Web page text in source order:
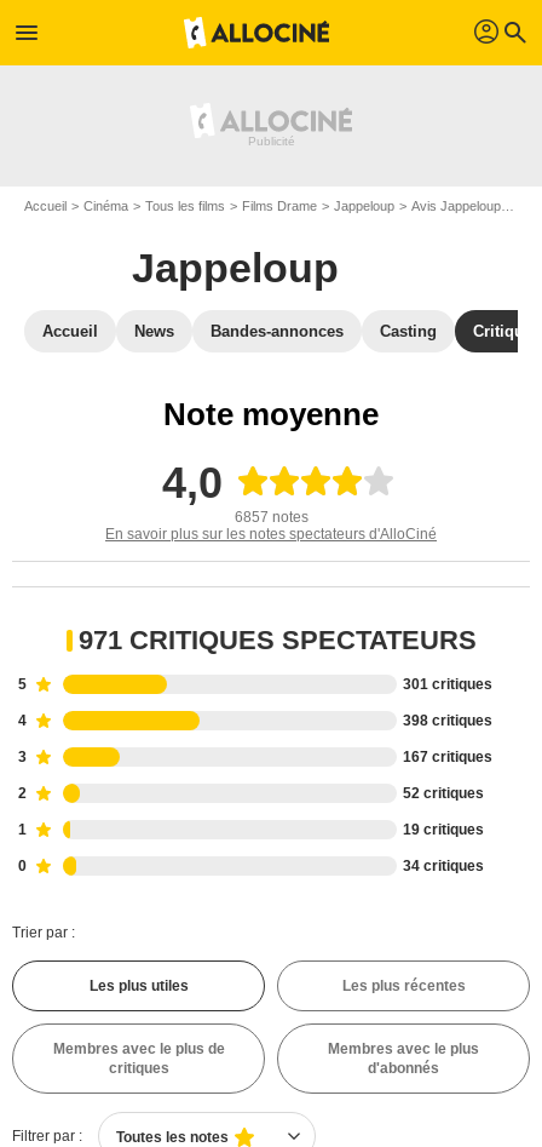
menu profil search
Accueil Cinéma Tous les films Films Drame Jappeloup Avis Jappeloup
Jappeloup
Accueil News Bandes-annonces Casting
Note moyenne
4,0
6857 notes
En savoir plus sur les notes spectateurs d'AlloCiné
971 CRITIQUES SPECTATEURS
5 301 critiques
4 398 critiques
3 167 critiques
2 52 critiques
1 19 critiques
0 34 critiques
Trier par :
Les plus utiles Les plus récentes
Membres avec le plus de
critiques
Membres avec le plus
d'abonnés
Filtrer par : Toutes les notes